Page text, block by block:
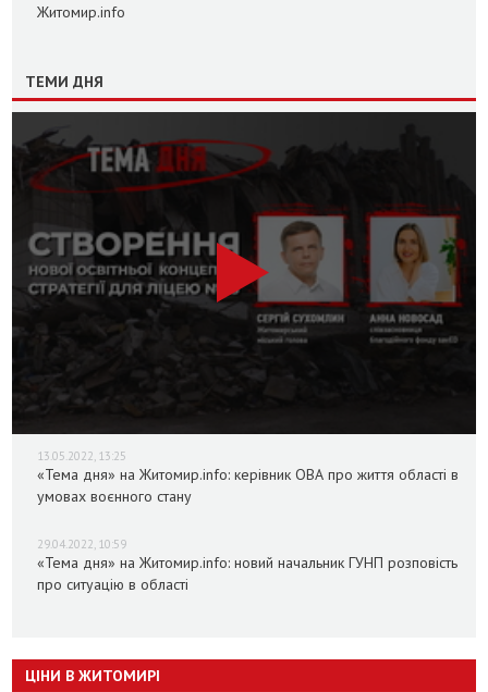
Житомир.info
ТЕМИ ДНЯ
13.05.2022, 13:25
«Тема дня» на Житомир.info: керівник ОВА про життя області в
умовах воєнного стану
29.04.2022, 10:59
«Тема дня» на Житомир.info: новий начальник ГУНП розповість
про ситуацію в області
ЦІНИ В ЖИТОМИРІ